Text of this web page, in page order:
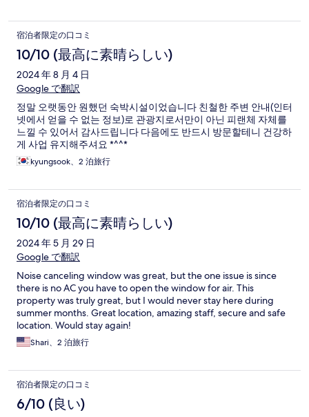
宿泊者限定の口コミ
10/10 (最高に素晴らしい)
2024 年 8 月 4 日
Google で翻訳
정말 오랫동안 원했던 숙박시설이었습니다 친철한 주변 안내(인터
넷에서 얻을 수 없는 정보)로 관광지로서만이 아닌 피랜체 자체를
느낄 수 있어서 감사드립니다 다음에도 반드시 방문할테니 건강하
게 사업 유지해주셔요 *^^*
kyungsook、2 泊旅行
宿泊者限定の口コミ
10/10 (最高に素晴らしい)
2024 年 5 月 29 日
Google で翻訳
Noise canceling window was great, but the one issue is since
there is no AC you have to open the window for air. This
property was truly great, but I would never stay here during
summer months. Great location, amazing staff, secure and safe
location. Would stay again!
Shari、2 泊旅行
宿泊者限定の口コミ
6/10 (良い)